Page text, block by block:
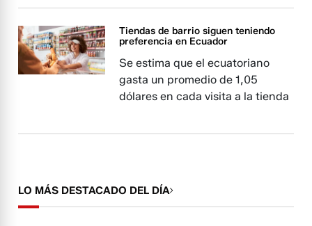
Tiendas de barrio siguen teniendo
preferencia en Ecuador
Se estima que el ecuatoriano
gasta un promedio de 1,05
dólares en cada visita a la tienda
LO MÁS DESTACADO DEL DÍA